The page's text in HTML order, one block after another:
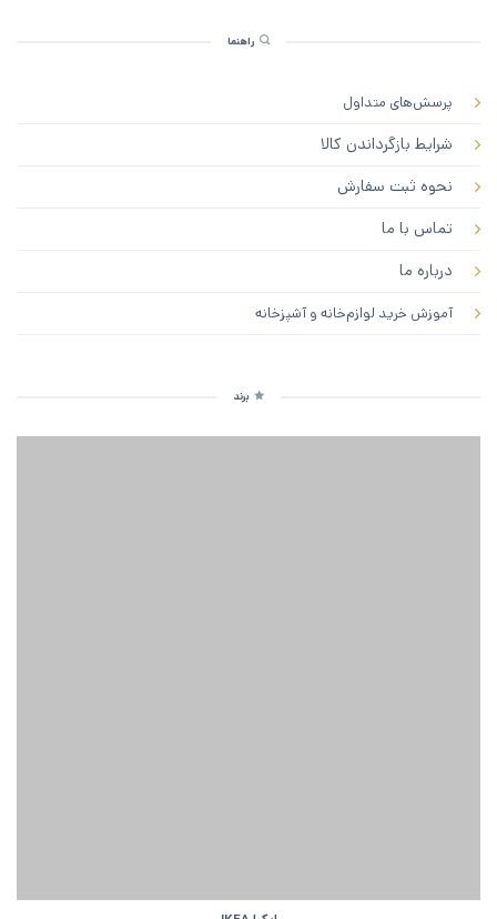
راهنما
پرسش‌های متداول
شرایط بازگرداندن کالا
نحوه ثبت سفارش
تماس با ما
درباره ما
آموزش خرید لوازم‌خانه و آشپزخانه
برند